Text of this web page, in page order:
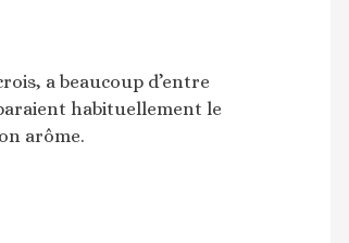
a beaucoup d’entre
habituellement le
arôme.